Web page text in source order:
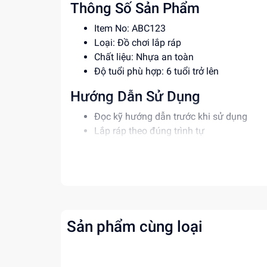
Thông Số Sản Phẩm
Item No: ABC123
Loại: Đồ chơi lắp ráp
Chất liệu: Nhựa an toàn
Độ tuổi phù hợp: 6 tuổi trở lên
Hướng Dẫn Sử Dụng
Đọc kỹ hướng dẫn trước khi sử dụng
Lắp ráp theo đúng trình tự
Tăng cường khả năng phối hợp tay mắt
Sản phẩm cùng loại